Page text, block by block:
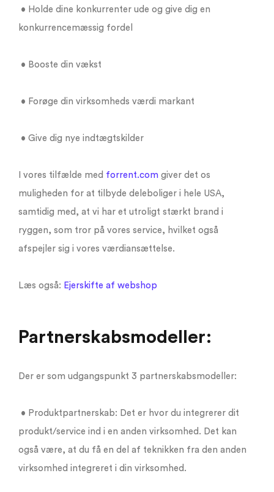
• Holde dine konkurrenter ude og give dig en
konkurrencemæssig fordel
• Booste din vækst
• Forøge din virksomheds værdi markant
• Give dig nye indtægtskilder
I vores tilfælde med forrent.com giver det os
muligheden for at tilbyde deleboliger i hele USA,
samtidig med, at vi har et utroligt stærkt brand i
ryggen, som tror på vores service, hvilket også
afspejler sig i vores værdiansættelse.
Læs også: Ejerskifte af webshop
Partnerskabsmodeller:
Der er som udgangspunkt 3 partnerskabsmodeller:
• Produktpartnerskab: Det er hvor du integrerer dit
produkt/service ind i en anden virksomhed. Det kan
også være, at du få en del af teknikken fra den anden
virksomhed integreret i din virksomhed.